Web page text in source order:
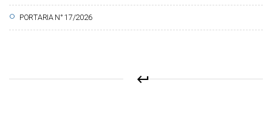
circle PORTARIA N° 17/2026
keyboard_return